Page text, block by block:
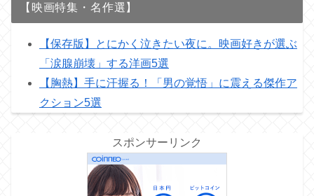
【映画特集・名作選】
【保存版】とにかく泣きたい夜に。映画好きが選ぶ
「涙腺崩壊」する洋画5選
【胸熱】手に汗握る！「男の覚悟」に震える傑作ア
クション5選
スポンサーリンク